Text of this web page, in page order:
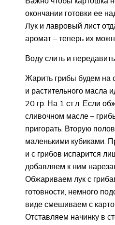
окончании готовки ее
Лук и лавровый лист
аромат – теперь их
Воду слить и
Жарить грибы будем на
и растительного масла
20 гр. На 1 ст.л. Если
сливочном масле –
пригорать. Вторую
маленькими кубиками.
и с грибов испарится
добавляем к ним
Обжариваем лук с
готовности, немного
виде смешиваем с
Отставляем начинку в